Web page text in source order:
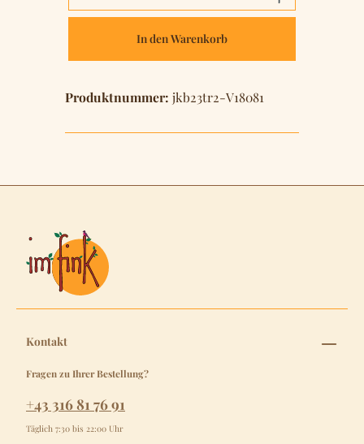
In den Warenkorb
Produktnummer: jkb23tr2-V18081
Kontakt
Fragen zu Ihrer Bestellung?
+43 316 81 76 91
Täglich 7:30 bis 22:00 Uhr